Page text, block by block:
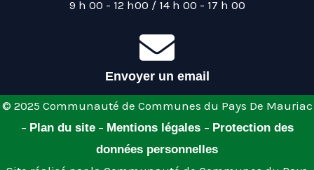
9 h 00 - 12 h00 / 14 h 00 - 17 h 00
Envoyer un email
© 2025 Communauté de Communes du Pays De Mauriac
– Plan du site– Mentions légales – Protection des
données personnelles